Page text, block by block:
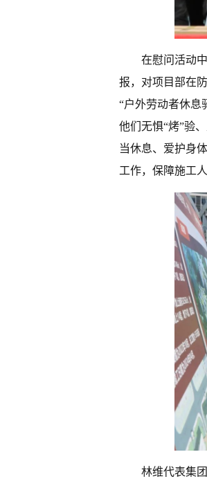
在慰问活动
报，对项目部在
“户外劳动者休息
他们无惧“烤”验
当休息、爱护身
工作，保障施工
林维代表集